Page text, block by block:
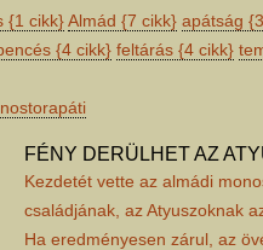
{1 cikk} Almád {7 cikk} apátság
{4 cikk} feltárás {4 cikk}
FÉNY DERÜLHET AZ
Kezdetét vette az almádi
családjának, az Atyuszoknak
Ha eredményesen zárul, az